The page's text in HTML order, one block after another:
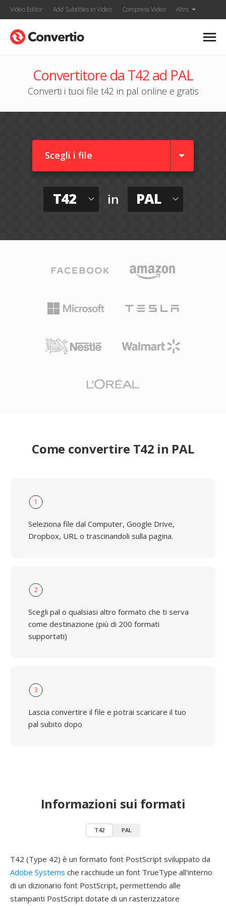
Video Editor Add Subtitles to Video Compress Video Altro
Convertitore da T42 ad PAL
Converti i tuoi file t42 in pal online e gratis
Scegli i file
T42 in PAL
Come convertire T42 in PAL
1
Seleziona file dal Computer, Google Drive,
Dropbox, URL o trascinandoli sulla pagina.
2
Scegli pal o qualsiasi altro formato che ti serva
come destinazione (più di 200 formati
supportati)
3
Lascia convertire il file e potrai scaricare il tuo
pal subito dopo
Informazioni sui formati
T42 PAL
T42 (Type 42) è un formato font PostScript sviluppato da
Adobe Systems che racchiude un font TrueType all'interno
di un dizionario font PostScript, permettendo alle
stampanti PostScript dotate di un rasterizzatore